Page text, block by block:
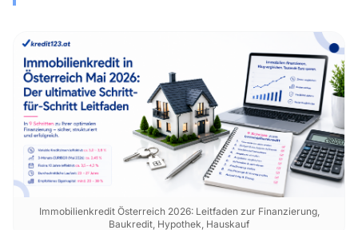
Immobilienkredit Österreich 2026: Leitfaden zur Finanzierung,
Baukredit, Hypothek, Hauskauf